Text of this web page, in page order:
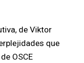
que
OSCE